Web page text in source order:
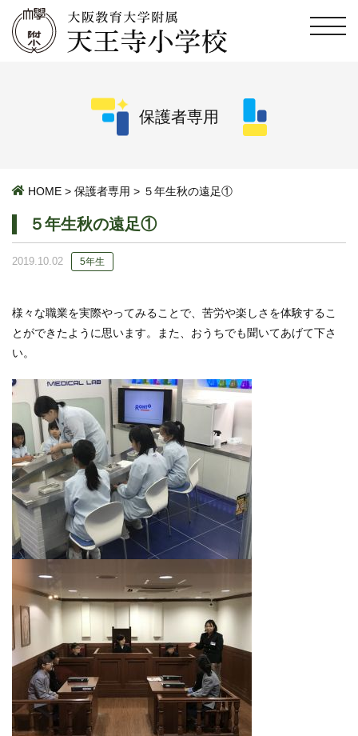
保護者専用
HOME > 保護者専用 > ５年生秋の遠足①
５年生秋の遠足①
2019.10.02 5年生
様々な職業を実際やってみることで、苦労や楽しさを体験するこ
とができたように思います。また、おうちでも聞いてあげて下さ
い。